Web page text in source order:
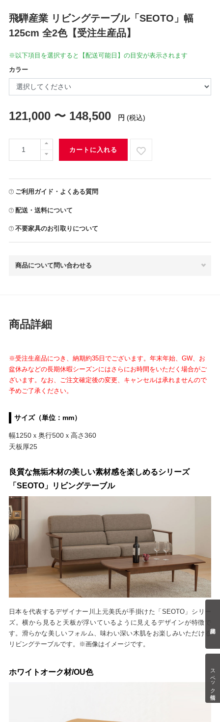
スペック情報
飛騨産業 リビングテーブル「SEOTO」幅
125cm 全2色【受注生産品】
※以下項目を選択すると【配送可能日】の目安が表示されます
カラー
121,000 〜 148,500 円 (税込)
カートに入れる
ご利用ガイド・よくある質問
配送・送料について
不要家具のお引取りについて
商品について問い合わせる
商品詳細
※受注生産品につき、納期約35日でございます。年末年始、GW、お
盆休みなどの長期休暇シーズンにはさらにお時間をいただく場合がご
ざいます。なお、ご注文確定後の変更、キャンセルは承れませんので
予めご了承ください。
サイズ（単位：mm）
幅1250ｘ奥行500ｘ高さ360
天板厚25
良質な無垢木材の美しい素材感を楽しめるシリーズ
「SEOTO」リビングテーブル
日本を代表するデザイナー川上元美氏が手掛けた「SEOTO」シリー
ズ。横から見ると天板が浮いているように見えるデザインが特徴で
す。滑らかな美しいフォルム、味わい深い木肌をお楽しみいただける
リビングテーブルです。※画像はイメージです。
ホワイトオーク材/OU色